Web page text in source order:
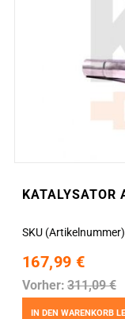
KATALYSATOR
SKU (Artikelnummer)
167,99 €
Vorher: 311,09 €
IN DEN WARENKORB